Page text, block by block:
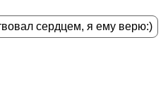
сердцем, я ему верю:)